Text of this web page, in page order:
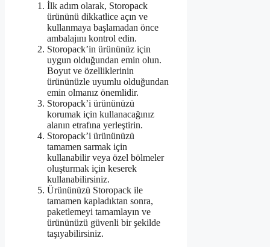
İlk adım olarak, Storopack
ürününü dikkatlice açın ve
kullanmaya başlamadan önce
ambalajını kontrol edin.
Storopack’in ürününüz için
uygun olduğundan emin olun.
Boyut ve özelliklerinin
ürününüzle uyumlu olduğundan
emin olmanız önemlidir.
Storopack’i ürününüzü
korumak için kullanacağınız
alanın etrafına yerleştirin.
Storopack’i ürününüzü
tamamen sarmak için
kullanabilir veya özel bölmeler
oluşturmak için keserek
kullanabilirsiniz.
Ürününüzü Storopack ile
tamamen kapladıktan sonra,
paketlemeyi tamamlayın ve
ürününüzü güvenli bir şekilde
taşıyabilirsiniz.